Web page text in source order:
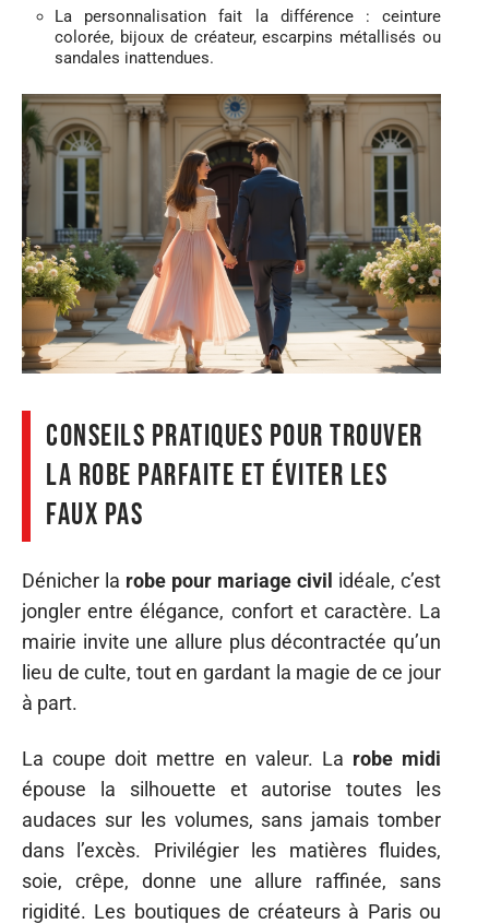
La personnalisation fait la différence : ceinture
colorée, bijoux de créateur, escarpins métallisés ou
sandales inattendues.
Conseils pratiques pour trouver
la robe parfaite et éviter les
faux pas
Dénicher la robe pour mariage civil idéale, c’est
jongler entre élégance, confort et caractère. La
mairie invite une allure plus décontractée qu’un
lieu de culte, tout en gardant la magie de ce jour
à part.
La coupe doit mettre en valeur. La robe midi
épouse la silhouette et autorise toutes les
audaces sur les volumes, sans jamais tomber
dans l’excès. Privilégier les matières fluides,
soie, crêpe, donne une allure raffinée, sans
rigidité. Les boutiques de créateurs à Paris ou